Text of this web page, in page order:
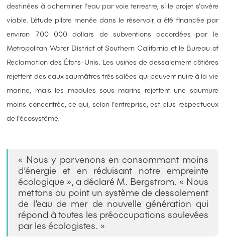
destinées à acheminer l'eau par voie terrestre, si le projet s'avère
viable. L'étude pilote menée dans le réservoir a été financée par
environ 700 000 dollars de subventions accordées par le
Metropolitan Water District of Southern California et le Bureau of
Reclamation des États-Unis. Les usines de dessalement côtières
rejettent des eaux saumâtres très salées qui peuvent nuire à la vie
marine, mais les modules sous-marins rejettent une saumure
moins concentrée, ce qui, selon l'entreprise, est plus respectueux
de l'écosystème.
« Nous y parvenons en consommant moins
d’énergie et en réduisant notre empreinte
écologique », a déclaré M. Bergstrom. « Nous
mettons au point un système de dessalement
de l’eau de mer de nouvelle génération qui
répond à toutes les préoccupations soulevées
par les écologistes. »